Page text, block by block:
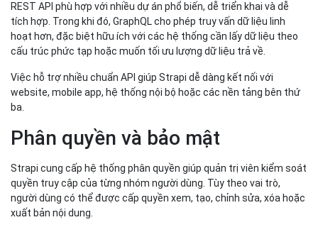
REST API phù hợp với nhiều dự án phổ biến, dễ triển khai và dễ
tích hợp. Trong khi đó, GraphQL cho phép truy vấn dữ liệu linh
hoạt hơn, đặc biệt hữu ích với các hệ thống cần lấy dữ liệu theo
cấu trúc phức tạp hoặc muốn tối ưu lượng dữ liệu trả về.
Việc hỗ trợ nhiều chuẩn API giúp Strapi dễ dàng kết nối với
website, mobile app, hệ thống nội bộ hoặc các nền tảng bên thứ
ba.
Phân quyền và bảo mật
Strapi cung cấp hệ thống phân quyền giúp quản trị viên kiểm soát
quyền truy cập của từng nhóm người dùng. Tùy theo vai trò,
người dùng có thể được cấp quyền xem, tạo, chỉnh sửa, xóa hoặc
xuất bản nội dung.